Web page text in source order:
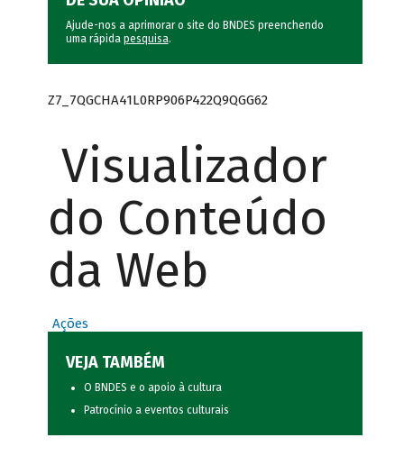
Ajude-nos a aprimorar o site do BNDES preenchendo
uma rápida pesquisa.
Z7_7QGCHA41L0RP906P422Q9QGG62
Visualizador
do Conteúdo
da Web
Ações
VEJA TAMBÉM
O BNDES e o apoio à cultura
Patrocínio a eventos culturais